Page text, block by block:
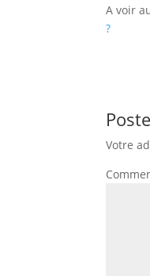
A voir
?
Votre